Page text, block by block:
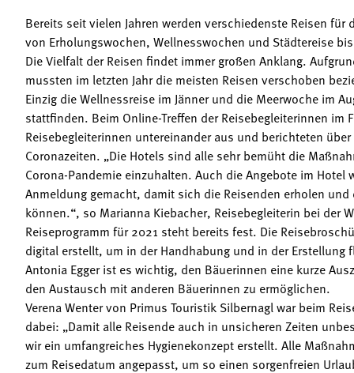
Bereits seit vielen Jahren werden verschiedenste Reisen für
von Erholungswochen, Wellnesswochen und Städtereise
Die Vielfalt der Reisen findet immer großen Anklang.
mussten im letzten Jahr die meisten Reisen verschoben
Einzig die Wellnessreise im Jänner und die Meerwoche im
stattfinden. Beim Online-Treffen der Reisebegleiterinnen im
Reisebegleiterinnen untereinander aus und berichteten
Coronazeiten. „Die Hotels sind alle sehr bemüht die
Corona-Pandemie einzuhalten. Auch die Angebote im Hotel
Anmeldung gemacht, damit sich die Reisenden erholen und
können.“, so Marianna Kiebacher, Reisebegleiterin bei der
Reiseprogramm für 2021 steht bereits fest. Die
digital erstellt, um in der Handhabung und in der Erstellung
Antonia Egger ist es wichtig, den Bäuerinnen eine kurze
den Austausch mit anderen Bäuerinnen zu ermöglichen.
Verena Wenter von Primus Touristik Silbernagl war beim
dabei: „Damit alle Reisende auch in unsicheren Zeiten
wir ein umfangreiches Hygienekonzept erstellt. Alle
zum Reisedatum angepasst, um so einen sorgenfreien